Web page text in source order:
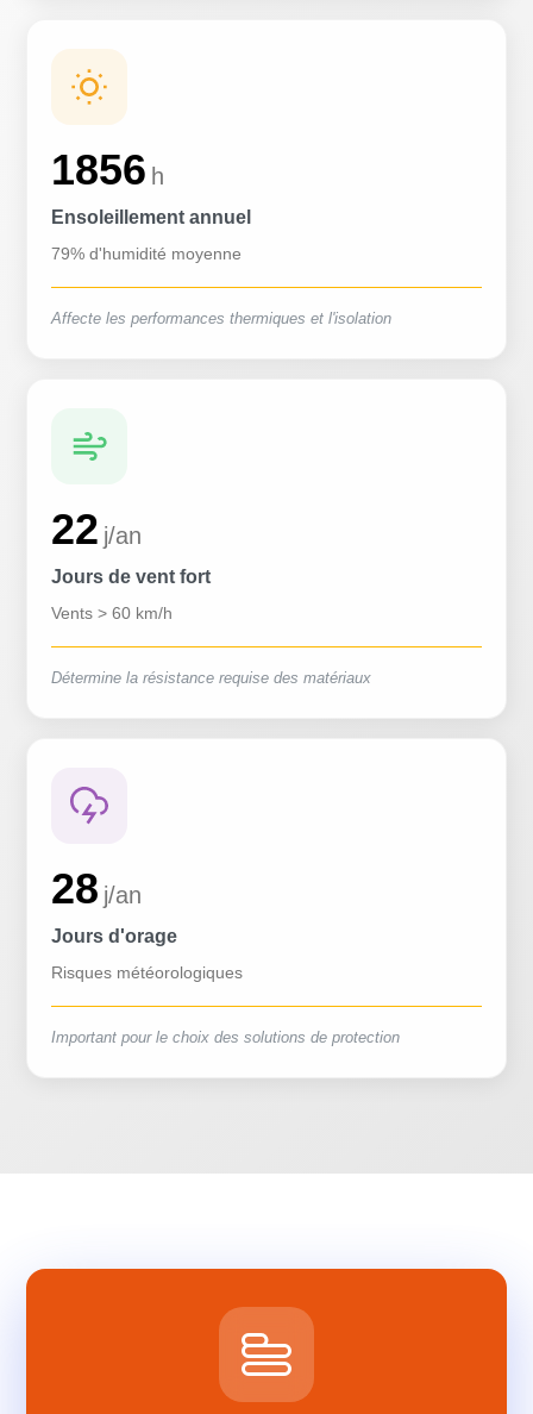
1856 h
Ensoleillement annuel
79% d'humidité moyenne
Affecte les performances thermiques et l'isolation
22 j/an
Jours de vent fort
Vents > 60 km/h
Détermine la résistance requise des matériaux
28 j/an
Jours d'orage
Risques météorologiques
Important pour le choix des solutions de protection